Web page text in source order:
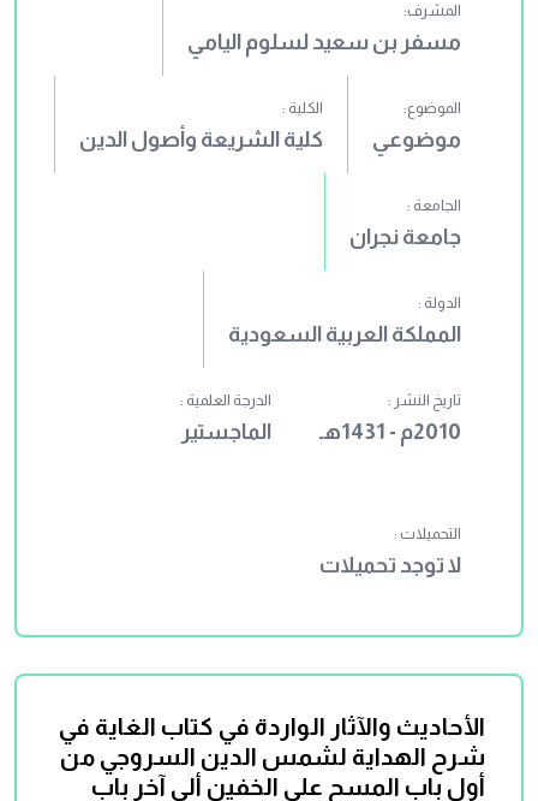
المشرف:
مسفر بن سعيد لسلوم اليامي
الموضوع:
موضوعي
الكلية :
كلية الشريعة وأصول الدين
الجامعة :
جامعة نجران
الدولة :
المملكة العربية السعودية
تاريخ النشر :
2010م - 1431هـ
الدرجة العلمية :
الماجستير
التحميلات :
لا توجد تحميلات
الأحاديث والآثار الواردة في كتاب الغاية في
شرح الهداية لشمس الدين السروجي من
أول باب المسح على الخفين ألى آخر باب